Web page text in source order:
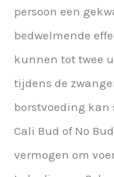
persoon een
bedwelmende
kunnen tot twee
tijdens de
borstvoeding
Cali Bud of No
vermogen om